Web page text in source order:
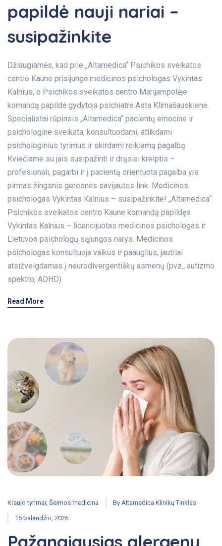
papildė nauji nariai –
susipažinkite
Džiaugiamės, kad prie „Altamedica“ Psichikos sveikatos
centro Kaune prisijungė medicinos psichologas Vykintas
Kalnius, o Psichikos sveikatos centro Marijampolėje
komandą papildė gydytoja psichiatrė Asta Klimašauskienė.
Specialistai rūpinsis „Altamedica“ pacientų emocine ir
psichologine sveikata, konsultuodami, atlikdami
psichologinius tyrimus ir skirdami reikiamą pagalbą.
Kviečiame su jais susipažinti ir drąsiai kreiptis –
profesionali, pagarbi ir į pacientą orientuota pagalba yra
pirmas žingsnis geresnės savijautos link. Medicinos
psichologas Vykintas Kalnius – susipažinkite! „Altamedica“
Psichikos sveikatos centro Kaune komandą papildęs
Vykintas Kalnius – licencijuotas medicinos psichologas ir
Lietuvos psichologų sąjungos narys. Medicinos
psichologas konsultuoja vaikus ir paauglius, jautriai
atsižvelgdamas į neurodivergentiškų asmenų (pvz., autizmo
spektro, ADHD)
Read More
Kraujo tyrimai Šeimos medicina By Altamedica Klinikų Tinklas
15 balandžio, 2026
Pažangiausias alergenų